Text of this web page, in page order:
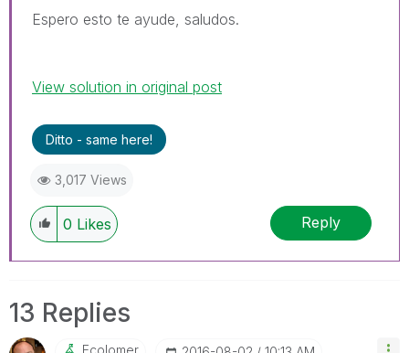
Espero esto te ayude, saludos.
View solution in original post
Ditto - same here!
3,017 Views
0 Likes Reply
13 Replies
Ecolomer